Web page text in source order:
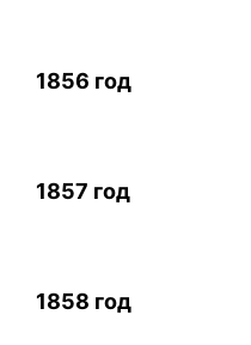
1856 год
1857 год
1858 год